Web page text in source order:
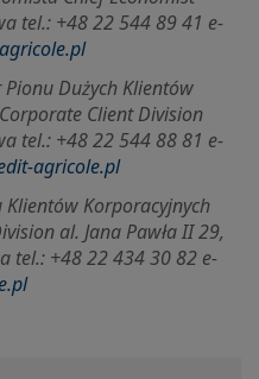
tel.: +48 22 544 89 41 e-
Pionu Dużych Klientów
Client Division
tel.: +48 22 544 88 81 e-
agricole.pl
Klientów Korporacyjnych
al. Jana Pawła II 29,
tel.: +48 22 434 30 82 e-